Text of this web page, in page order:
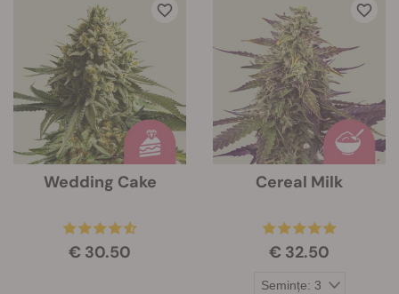
Wedding Cake
€ 30.50
Cereal Milk
€ 32.50